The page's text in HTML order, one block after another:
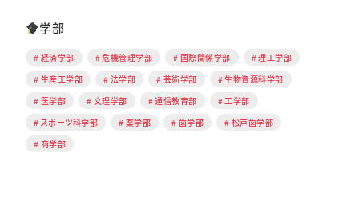
学部
経済学部 危機管理学部 国際関係学部
理工学部
生産工学部
法学部 芸術学部
生物資源科学部
医学部
文理学部 通信教育部
工学部
スポーツ科学部
薬学部 歯学部
松戸歯学部
商学部